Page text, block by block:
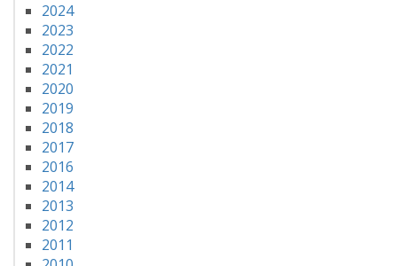
2024
2023
2022
2021
2020
2019
2018
2017
2016
2014
2013
2012
2011